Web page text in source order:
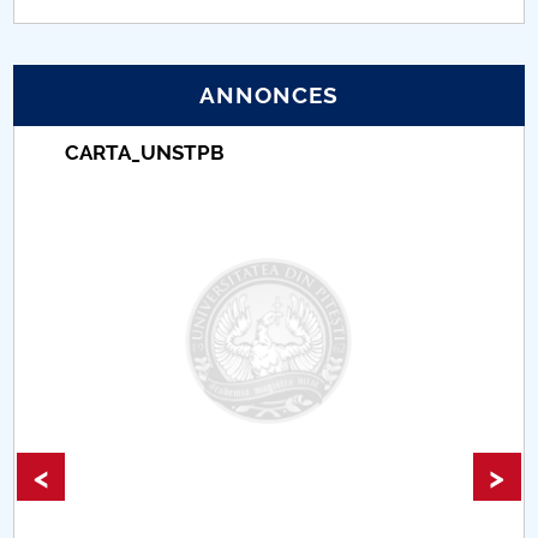
Proiect (PRIM STUD)
Proiect SU-ETIC
Université pour la communauté
Comisie de etica unversitară
Evenimente CUP
ANNONCES
CARTA_UNSTPB
< >